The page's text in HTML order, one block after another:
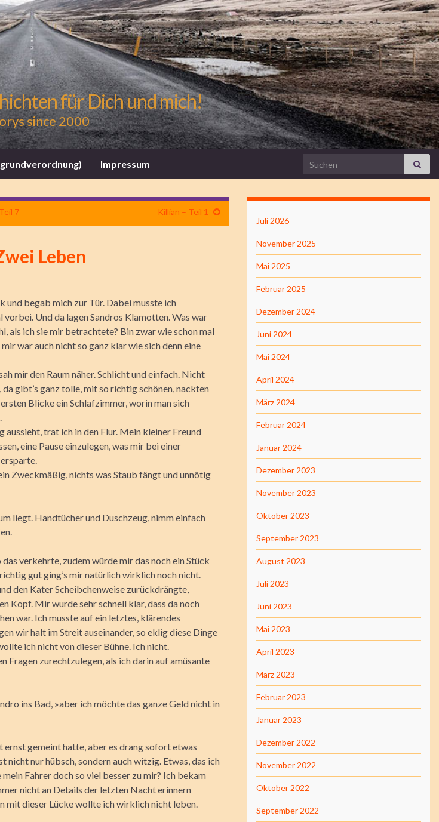
für Dich und mich!
since 2000
Impressum Search for:
7 Killian – Teil 1
Leben
und begab mich zur Tür. Dabei musste ich
Und da lagen Sandros Klamotten. Was war
als ich sie mir betrachtete? Bin zwar wie schon mal
war auch nicht so ganz klar wie sich denn eine
mir den Raum näher. Schlicht und einfach. Nicht
gibt’s ganz tolle, mit so richtig schönen, nackten
Blicke ein Schlafzimmer, worin man sich
aussieht, trat ich in den Flur. Mein kleiner Freund
eine Pause einzulegen, was mir bei einer
Zweckmäßig, nichts was Staub fängt und unnötig
liegt. Handtücher und Duschzeug, nimm einfach
verkehrte, zudem würde mir das noch ein Stück
gut ging’s mir natürlich wirklich noch nicht.
den Kater Scheibchenweise zurückdrängte,
Kopf. Mir wurde sehr schnell klar, dass da noch
war. Ich musste auf ein letztes, klärendes
wir halt im Streit auseinander, so eklig diese Dinge
ich nicht von dieser Bühne. Ich nicht.
Fragen zurechtzulegen, als ich darin auf amüsante
ins Bad, »aber ich möchte das ganze Geld nicht in
gemeint hatte, aber es drang sofort etwas
nicht nur hübsch, sondern auch witzig. Etwas, das ich
Fahrer doch so viel besser zu mir? Ich bekam
nicht an Details der letzten Nacht erinnern
mit dieser Lücke wollte ich wirklich nicht leben.
Juli 2026
November 2025
Mai 2025
Februar 2025
Dezember 2024
Juni 2024
Mai 2024
April 2024
März 2024
Februar 2024
Januar 2024
Dezember 2023
November 2023
Oktober 2023
September 2023
August 2023
Juli 2023
Juni 2023
Mai 2023
April 2023
März 2023
Februar 2023
Januar 2023
Dezember 2022
November 2022
Oktober 2022
September 2022